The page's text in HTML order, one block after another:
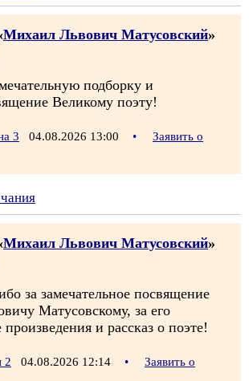
Михаил Львович Матусовский»
подборку и
Великому поэту!
3 04.08.2026 13:00 •
Заявить о
Михаил Львович Матусовский»
за замечательное посвящение
Матусовскому, за его
и рассказ о поэте!
2 04.08.2026 12:14 •
Заявить о